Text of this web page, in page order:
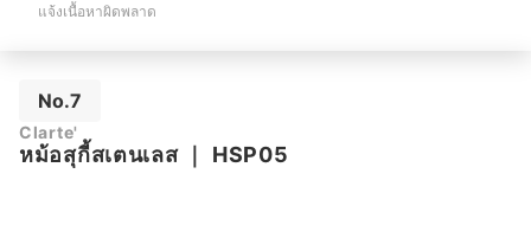
แจ้งเนื้อหาผิดพลาด
No.7
Clarte'
หม้อสุกี้สเตนเลส｜ HSP05